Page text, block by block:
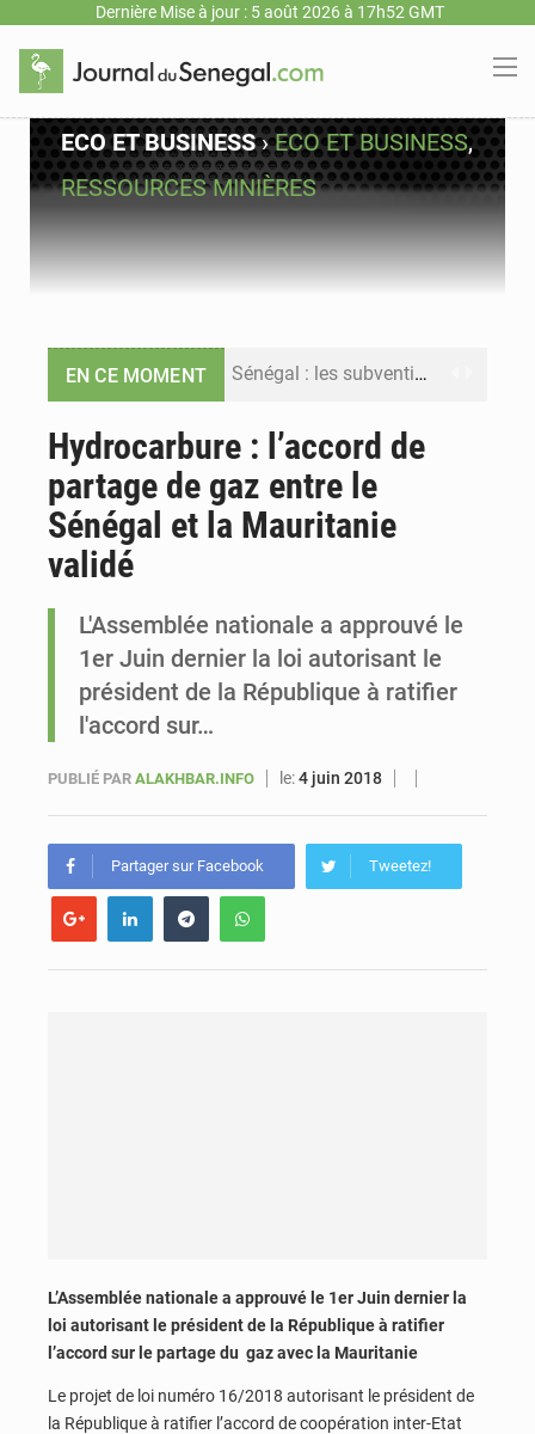
Dernière Mise à jour : 5 août 2026 à 17h52 GMT
ECO ET BUSINESS›ECO ET BUSINESS,
RESSOURCES MINIÈRES
EN CE MOMENT Sénégal : les subventions à l’énergie bondissent à 729 milliards FCFA pour contenir les prix des carburants et de l’électricité
Hydrocarbure : l’accord de
partage de gaz entre le
Sénégal et la Mauritanie
validé
L'Assemblée nationale a approuvé le
1er Juin dernier la loi autorisant le
président de la République à ratifier
l'accord sur…
PUBLIÉ PAR ALAKHBAR.INFO le:4 juin 2018
Partager sur Facebook Tweetez!
L’Assemblée nationale a approuvé le 1er Juin dernier la
loi autorisant le président de la République à ratifier
l’accord sur le partage du gaz avec la Mauritanie
Le projet de loi numéro 16/2018 autorisant le président de
la République à ratifier l’accord de coopération inter-Etat